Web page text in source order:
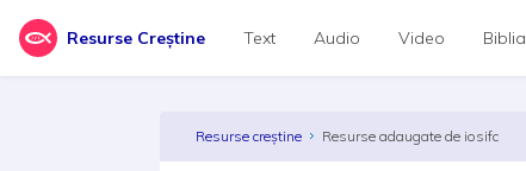
Resurse Creștine Text Audio Video Biblia
Resurse creștine Resurse adaugate de iosifc